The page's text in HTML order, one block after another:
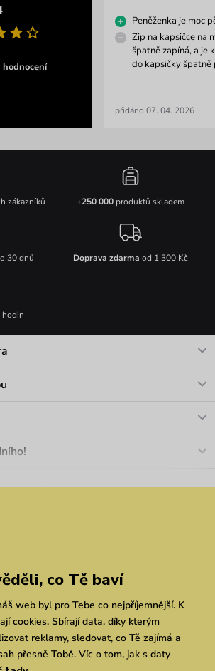
Peněženka je moc
Zip na kapsičce na
špatně zapíná, a je
do kapsičky špatně
přidáno 07. 04. 2026
zákazníků +250 000produktů skladem
30 dnů Doprava zdarma od 1 300 Kč
Brno Chrudim
údajů
co Tě baví
web byl pro Tebe co nejpříjemnější. K
cookies. Sbírají data, díky kterým
reklamy, sledovat, co Tě zajímá a
přesně Tobě. Víc o tom, jak s daty